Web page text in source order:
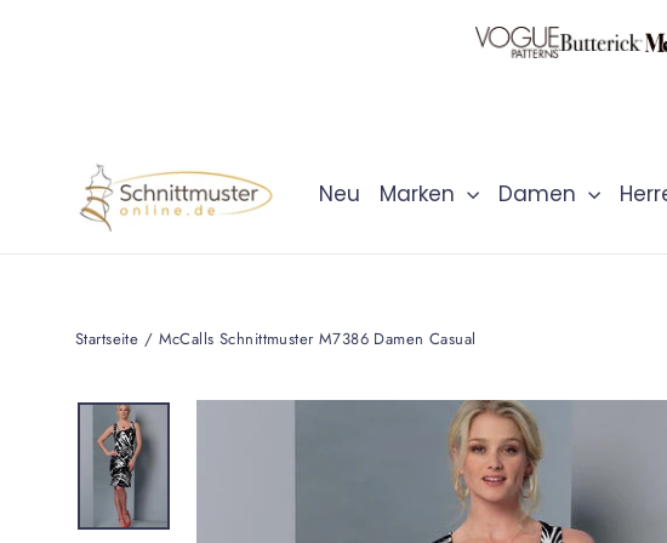
Neu Marken Damen
Startseite / McCalls Schnittmuster M7386 Damen Casual